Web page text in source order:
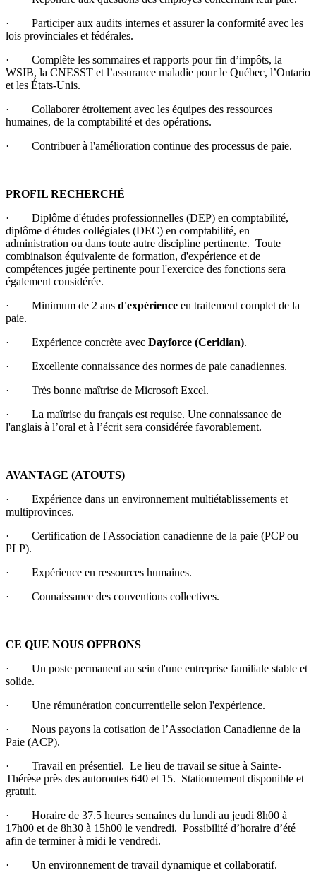
· Participer aux audits internes et assurer la conformité avec les
lois provinciales et fédérales.
· Complète les sommaires et rapports pour fin d’impôts, la
WSIB, la CNESST et l’assurance maladie pour le Québec, l’Ontario
et les États-Unis.
· Collaborer étroitement avec les équipes des ressources
humaines, de la comptabilité et des opérations.
· Contribuer à l'amélioration continue des processus de paie.
PROFIL RECHERCHÉ
· Diplôme d'études professionnelles (DEP) en comptabilité,
diplôme d'études collégiales (DEC) en comptabilité, en
administration ou dans toute autre discipline pertinente. Toute
combinaison équivalente de formation, d'expérience et de
compétences jugée pertinente pour l'exercice des fonctions sera
également considérée.
· Minimum de 2 ans d'expérience en traitement complet de la
paie.
· Expérience concrète avec Dayforce (Ceridian).
· Excellente connaissance des normes de paie canadiennes.
· Très bonne maîtrise de Microsoft Excel.
· La maîtrise du français est requise. Une connaissance de
l'anglais à l’oral et à l’écrit sera considérée favorablement.
AVANTAGE (ATOUTS)
· Expérience dans un environnement multiétablissements et
multiprovinces.
· Certification de l'Association canadienne de la paie (PCP ou
PLP).
· Expérience en ressources humaines.
· Connaissance des conventions collectives.
CE QUE NOUS OFFRONS
· Un poste permanent au sein d'une entreprise familiale stable et
solide.
· Une rémunération concurrentielle selon l'expérience.
· Nous payons la cotisation de l’Association Canadienne de la
Paie (ACP).
· Travail en présentiel. Le lieu de travail se situe à Sainte-
Thérèse près des autoroutes 640 et 15. Stationnement disponible et
gratuit.
· Horaire de 37.5 heures semaines du lundi au jeudi 8h00 à
17h00 et de 8h30 à 15h00 le vendredi. Possibilité d’horaire d’été
afin de terminer à midi le vendredi.
· Un environnement de travail dynamique et collaboratif.